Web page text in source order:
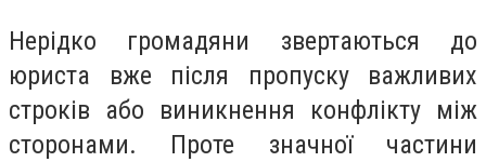
Нерідко громадяни звертаються до
юриста вже після пропуску важливих
строків або виникнення конфлікту між
сторонами. Проте значної частини